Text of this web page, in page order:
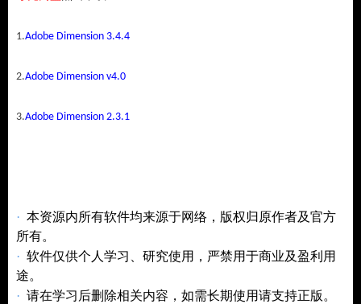
1.Adobe Dimension 3.4.4
2.Adobe Dimension v4.0
3.Adobe Dimension 2.3.1
· 本资源内所有软件均来源于网络，版权归原作者及官方
所有。
· 软件仅供个人学习、研究使用
，严禁用于商业及盈利用
途。
· 请在学习后删除相关内容，如需长期使用请支持正版。